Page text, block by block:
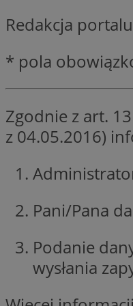
Redakcja
* pola
Zgodnie z art.
z 04.05.2016)
Pani/Pana
Podanie
wysłania